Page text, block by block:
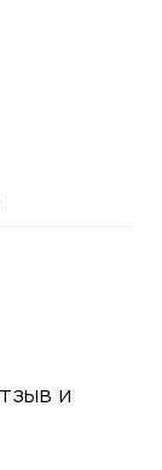
и